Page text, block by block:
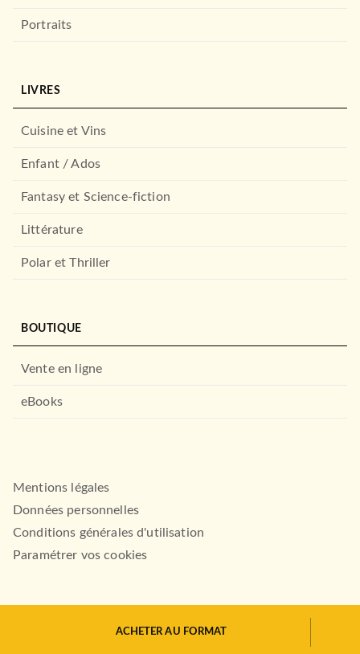
ACHETER AU FORMAT
Portraits
LIVRES
Cuisine et Vins
Enfant / Ados
Fantasy et Science-fiction
Littérature
Polar et Thriller
BOUTIQUE
Vente en ligne
eBooks
Mentions légales
Données personnelles
Conditions générales d'utilisation
Paramétrer vos cookies